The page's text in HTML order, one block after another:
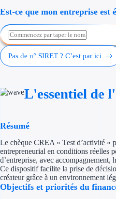
Est-ce que mon entreprise est
Pas de n° SIRET ? C’est par ici
L'essentiel de
Résumé
Le chèque CREA « Test d’activité »
entrepreneurial en conditions réelles
d’entreprise, avec accompagnement,
Ce dispositif facilite la prise de
créateur grâce à un environnement
Objectifs et priorités du